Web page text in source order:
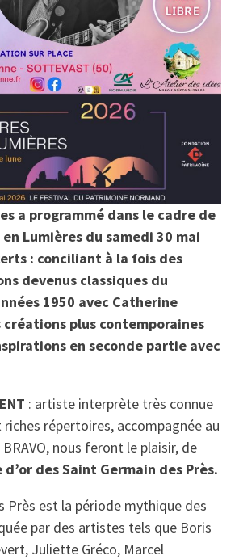
a programmé dans le cadre de
Lumières du samedi 30 mai
: conciliant à la fois des
devenus classiques du
1950 avec Catherine
créations plus contemporaines
en seconde partie avec
: artiste interprète très connue
répertoires, accompagnée au
nous feront le plaisir, de
d’or des Saint Germain des Près.
Près est la période mythique des
par des artistes tels que Boris
Juliette Gréco, Marcel